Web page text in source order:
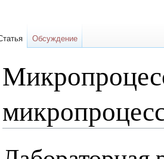
Обсуждение